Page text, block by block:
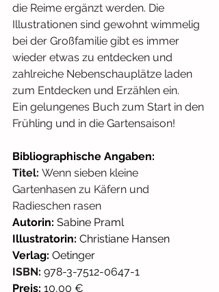
die Reime ergänzt werden. Die
Illustrationen sind gewohnt wimmelig
bei der Großfamilie gibt es immer
wieder etwas zu entdecken und
zahlreiche Nebenschauplätze laden
zum Entdecken und Erzählen ein.
Ein gelungenes Buch zum Start in den
Frühling und in die Gartensaison!
Bibliographische Angaben:
Titel: Wenn sieben kleine
Gartenhasen zu Käfern und
Radieschen rasen
Autorin: Sabine Praml
Illustratorin: Christiane Hansen
Verlag: Oetinger
ISBN: 978-3-7512-0647-1
Preis: 10,00 €